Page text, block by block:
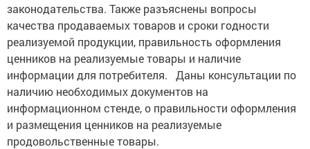
законодательства. Также разъяснены вопросы
качества продаваемых товаров и сроки годности
реализуемой продукции, правильность оформления
ценников на реализуемые товары и наличие
информации для потребителя. Даны консультации по
наличию необходимых документов на
информационном стенде, о правильности оформления
и размещения ценников на реализуемые
продовольственные товары.